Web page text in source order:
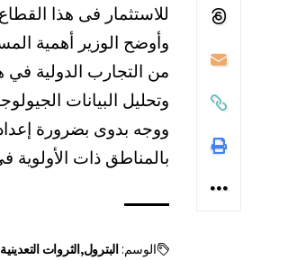
للاستثمار فى هذا
وأوضح الوزير أهمية
من التجارب الدولية
وتحليل البيانات
ووجه بدوى بضرورة
بالمناطق ذات
الوسم:البترول الثروات